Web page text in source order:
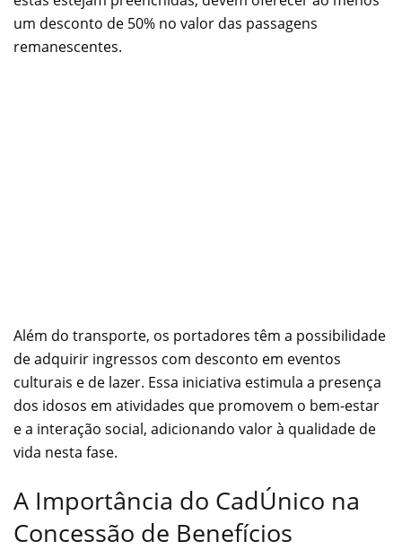
um desconto de 50% no valor das passagens
remanescentes.
Além do transporte, os portadores têm a possibilidade
de adquirir ingressos com desconto em eventos
culturais e de lazer. Essa iniciativa estimula a presença
dos idosos em atividades que promovem o bem-estar
e a interação social, adicionando valor à qualidade de
vida nesta fase.
A Importância do CadÚnico na
Concessão de Benefícios